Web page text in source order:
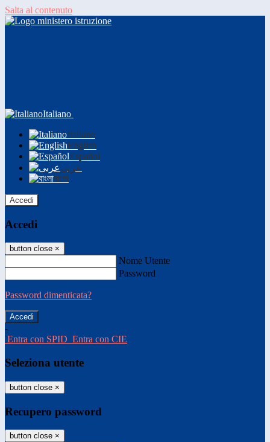
Salta al contenuto
Italiano
Italiano
English
Español
عربى
বাংলা
Accedi
Accedi
button close ×
Nome Utente
Password
Password dimenticata?
-
Entra con SPID Entra con CIE
Seleziona utente
button close ×
Recupero password
button close ×